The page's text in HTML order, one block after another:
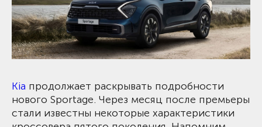
Kia продолжает раскрывать подробности
нового Sportage. Через месяц после премьеры
стали известны некоторые характеристики